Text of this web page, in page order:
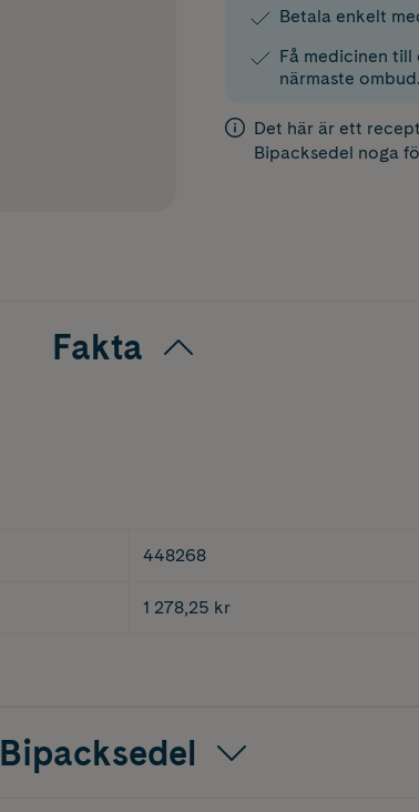
Betala enkelt
Få medicinen
närmaste ombud.
Det här är ett
Bipacksedel noga
Fakta
448268
1 278,25 kr
Bipacksedel